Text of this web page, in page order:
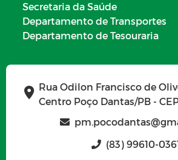
Secretaria da Saúde
Departamento de Transportes
Departamento de Tesouraria
Rua Odilon Francisco de
Centro Poço Dantas/PB -
(83) 99610-